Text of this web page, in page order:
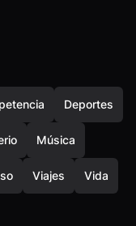
Deportes
Música
Viajes Vida